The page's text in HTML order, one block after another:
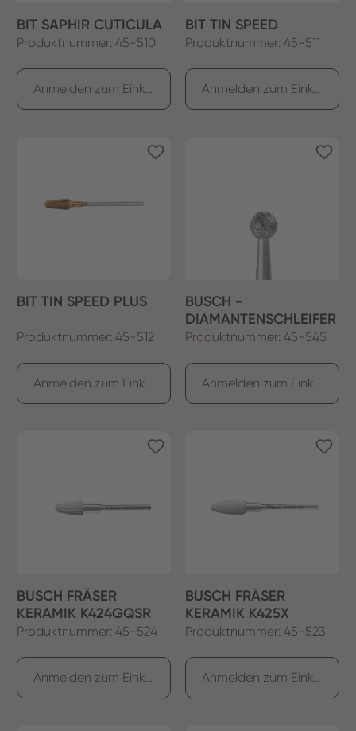
BIT SAPHIR CUTICULA
Produktnummer: 45-510
BIT TIN SPEED
Produktnummer: 45-511
BIT TIN SPEED PLUS
Produktnummer: 45-512
BUSCH -
DIAMANTENSCHLEIFER
Produktnummer: 45-545
BUSCH FRÄSER
KERAMIK K424GQSR
Produktnummer: 45-524
BUSCH FRÄSER
KERAMIK K425X
Produktnummer: 45-523